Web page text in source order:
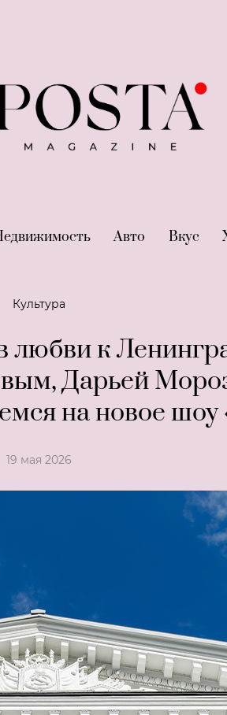
(current)
Авто (current)
Вкус
Культура
к
Дарьей
на новое шоу
19 мая 2026